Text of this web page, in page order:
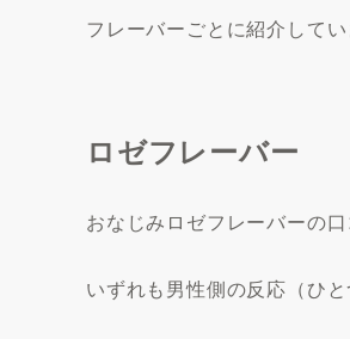
フレーバーごとに紹介して
ロゼフレーバー
おなじみロゼフレーバーの口
いずれも男性側の反応（ひ